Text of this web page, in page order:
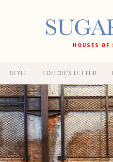
HOUSES
STYLE EDITOR'S LETTER